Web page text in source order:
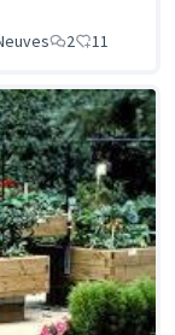
2 11